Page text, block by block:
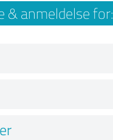
& anmeldelse for: